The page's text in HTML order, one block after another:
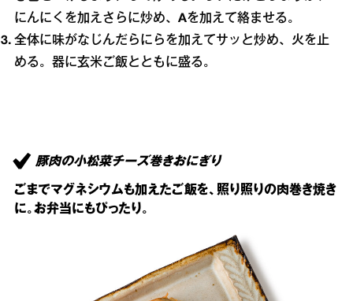
にんにくを加えさらに炒め、 Aを加えて絡ませる。
全体に味がなじんだらにらを加えてサッと炒め、火を止
める。器に玄米ご飯とともに盛る。
豚肉の小松菜チーズ巻きおにぎり
ごまでマグネシウムも加えたご飯を、照り照りの肉巻き焼き
に。お弁当にもぴったり。